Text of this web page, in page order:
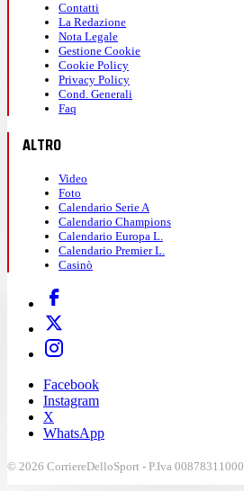
Contatti
La Redazione
Nota Legale
Gestione Cookie
Cookie Policy
Privacy Policy
Cond. Generali
Faq
ALTRO
Video
Foto
Calendario Serie A
Calendario Champions
Calendario Europa L.
Calendario Premier L.
Casinò
Facebook
Instagram
X
WhatsApp
© 2026 CorriereDelloSport - P.Iva 00878311000